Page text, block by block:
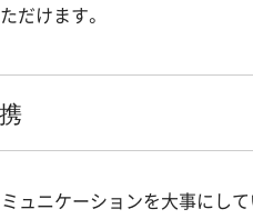
だけます。
ュニケーションを大事にして